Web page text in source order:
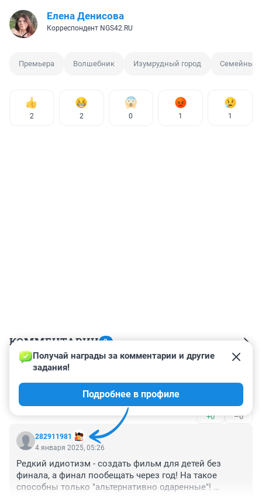
Елена Денисова
Корреспондент NGS42.RU
Премьера Волшебник Изумрудный город Семейный
2 2 0 1 1
КОММЕНТАРИИ 2
Гость
Мне понравилось
+0 –0
282911981
Получай награды за комментарии и другие
задания!
Подробнее в профиле
4 января 2025, 05:26
Редкий идиотизм - создать фильм для детей без
финала, а финал пообещать через год! На такое
способны только "альтернативно одаренные"!